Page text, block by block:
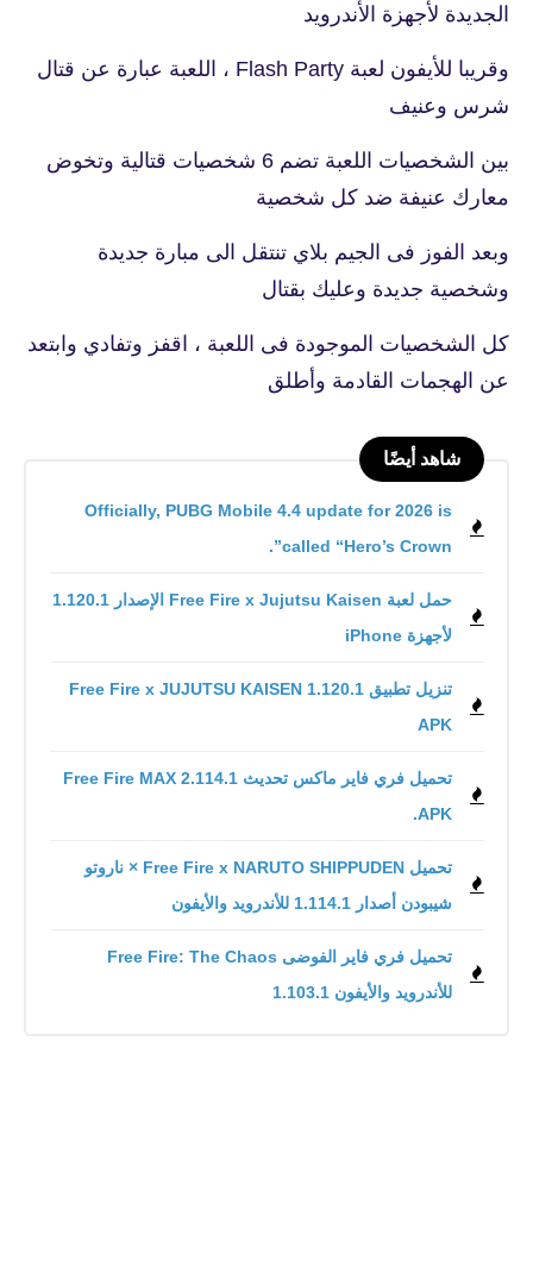
الجديدة لأجهزة الأندرويد
وقريبا للأيفون لعبة Flash Party ، اللعبة عبارة عن قتال
شرس وعنيف
بين الشخصيات اللعبة تضم 6 شخصيات قتالية وتخوض
معارك عنيفة ضد كل شخصية
وبعد الفوز فى الجيم بلاي تنتقل الى مبارة جديدة
وشخصية جديدة وعليك بقتال
كل الشخصيات الموجودة فى اللعبة ، اقفز وتفادي وابتعد
عن الهجمات القادمة وأطلق
شاهد أيضًا
Officially, PUBG Mobile 4.4 update for 2026 is
called “Hero’s Crown”.
حمل لعبة Free Fire x Jujutsu Kaisen الإصدار 1.120.1
لأجهزة iPhone
تنزيل تطبيق Free Fire x JUJUTSU KAISEN 1.120.1
APK
تحميل فري فاير ماكس تحديث 2.114.1 Free Fire MAX
.APK
تحميل Free Fire x NARUTO SHIPPUDEN × ناروتو
شيبودن أصدار 1.114.1 للأندرويد والأيفون
للأندرويد والأيفون 1.103.1